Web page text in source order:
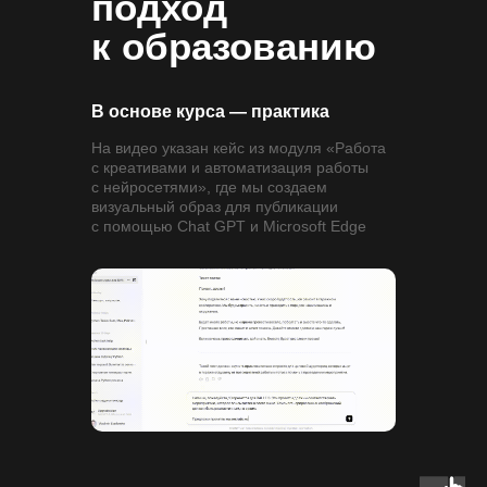
В основе курса — практика
На видео указан кейс из модуля «Работа
с креативами и автоматизация работы
с нейросетями», где мы создаем
визуальный образ для публикации
с помощью Chat GPT и Microsoft Edge
к образованию